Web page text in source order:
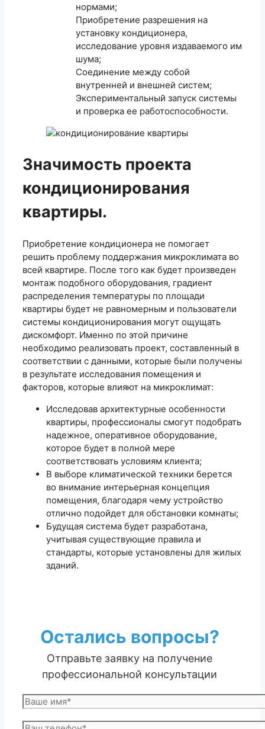
нормами;
Приобретение разрешения на
установку кондиционера,
исследование уровня издаваемого им
шума;
Соединение между собой
внутренней и внешней систем;
Экспериментальный запуск системы
и проверка ее работоспособности.
Значимость проекта
кондиционирования
квартиры.
Приобретение кондиционера не помогает
решить проблему поддержания микроклимата во
всей квартире. После того как будет произведен
монтаж подобного оборудования, градиент
распределения температуры по площади
квартиры будет не равномерным и пользователи
системы кондиционирования могут ощущать
дискомфорт. Именно по этой причине
необходимо реализовать проект, составленный в
соответствии с данными, которые были получены
в результате исследования помещения и
факторов, которые влияют на микроклимат:
Исследовав архитектурные особенности
квартиры, профессионалы смогут подобрать
надежное, оперативное оборудование,
которое будет в полной мере
соответствовать условиям клиента;
В выборе климатической техники берется
во внимание интерьерная концепция
помещения, благодаря чему устройство
отлично подойдет для обстановки комнаты;
Будущая система будет разработана,
учитывая существующие правила и
стандарты, которые установлены для жилых
зданий.
Остались вопросы?
Отправьте заявку на получение
профессиональной консультации